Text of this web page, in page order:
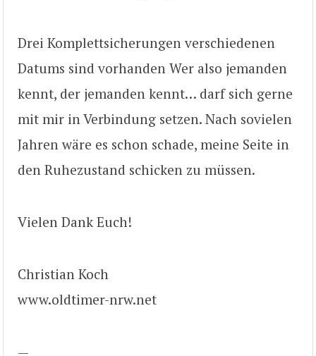
Drei Komplettsicherungen verschiedenen
Datums sind vorhanden Wer also jemanden
kennt, der jemanden kennt… darf sich gerne
mit mir in Verbindung setzen. Nach sovielen
Jahren wäre es schon schade, meine Seite in
den Ruhezustand schicken zu müssen.
Vielen Dank Euch!
Christian Koch
www.oldtimer-nrw.net
—